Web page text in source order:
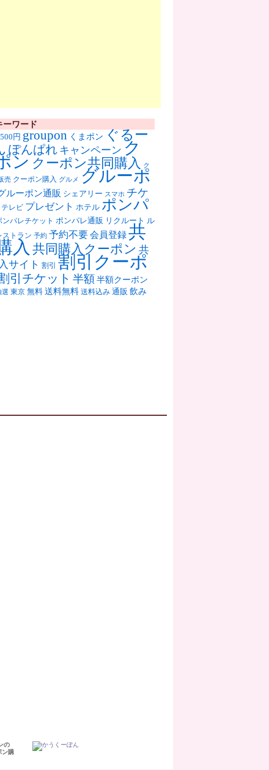
ーワード
500円 groupon くまポン ぐるー
ぽんぱれ キャンペーン ク
ン クーポン共同購入 ク
売 クーポン購入 グルメ グルーポ
ルーポン通販 シェアリー スマホ チケ
テレビ プレゼント ホテル ポンパ
ンパレチケット ポンパレ通販 リクルート ル
ストラン 予約 予約不要会員登録共
入 共同購入クーポン 共
サイト 割引 割引クーポ
引チケット 半額 半額クーポン
選 東京 無料 送料無料 送料込み 通販 飲み
の
ン購